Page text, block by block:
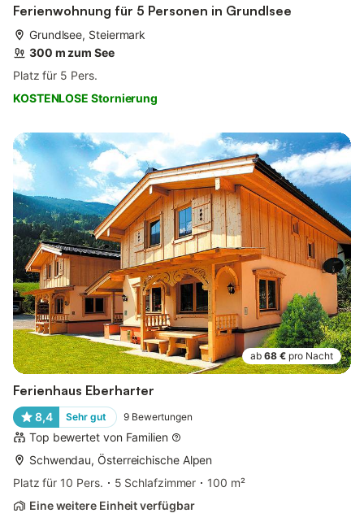
Ferienwohnung für 5 Personen in Grundlsee
Grundlsee, Steiermark
300 m zum See
Platz für 5 Pers.
KOSTENLOSE Stornierung
ab 68 € pro Nacht
Ferienhaus Eberharter
8,4 Sehr gut 9 Bewertungen
Top bewertet von Familien
Schwendau, Österreichische Alpen
Platz für 10 Pers.
5 Schlafzimmer
100 m²
Eine weitere Einheit verfügbar